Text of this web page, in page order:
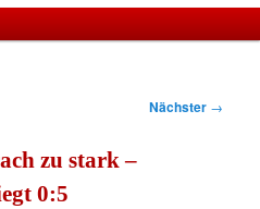
Nächster →
zu stark –
0:5